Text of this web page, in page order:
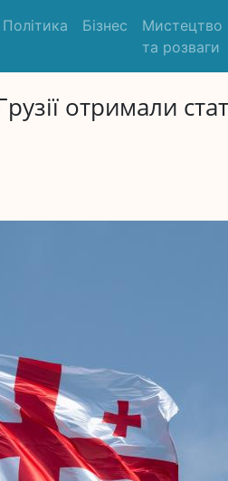
Політика Бізнес
Мистецтво
та розваги
отримали